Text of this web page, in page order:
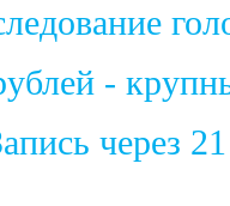
-
через